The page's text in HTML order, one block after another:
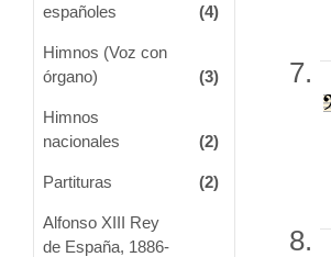
españoles
(4)
Himnos (Voz con
órgano)
(3)
Himnos
nacionales
(2)
Partituras (2)
Alfonso XIII Rey
de España, 1886-